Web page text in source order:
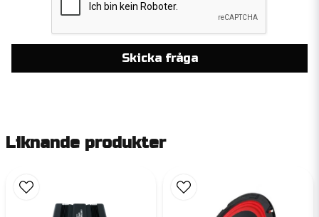
Skicka fråga
Liknande produkter